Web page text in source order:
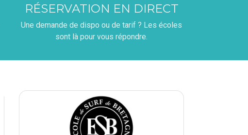
RÉSERVATION EN DIRECT
Une demande de dispo ou de tarif ? Les écoles
sont là pour vous répondre.